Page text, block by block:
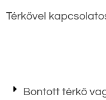
Térkővel
Bontott térkő